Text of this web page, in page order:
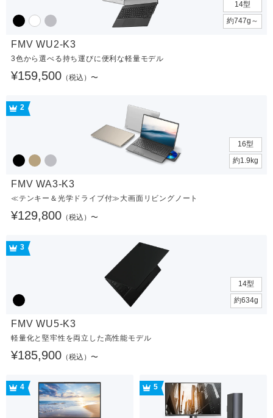
14型
約747g～
FMV WU2-K3
3色から選べる持ち運びに便利な軽量モデル
¥159,500 （税込）〜
2
16型
約1.9kg
FMV WA3-K3
≪テンキー＆光学ドライブ付≫大画面リビングノート
¥129,800 （税込）〜
3
14型
約634g
FMV WU5-K3
軽量化と堅牢性を両立した高性能モデル
¥185,900 （税込）〜
4 5